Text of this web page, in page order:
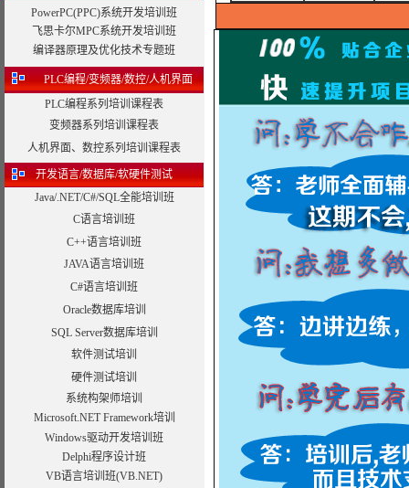
PowerPC(PPC)系统开发培训班
飞思卡尔MPC系统开发培训班
编译器原理及优化技术专题班
PLC编程/变频器/数控/人机界面
PLC编程系列培训课程表
变频器系列培训课程表
人机界面、数控系列培训课程表
开发语言/数据库/软硬件测试
Java/.NET/C#/SQL全能培训班
C语言培训班
C++语言培训班
JAVA语言培训班
C#语言培训班
Oracle数据库培训
SQL Server数据库培训
软件测试培训
硬件测试培训
系统构架师培训
Microsoft.NET Framework培训
Windows驱动开发培训班
Delphi程序设计班
VB语言培训班(VB.NET)